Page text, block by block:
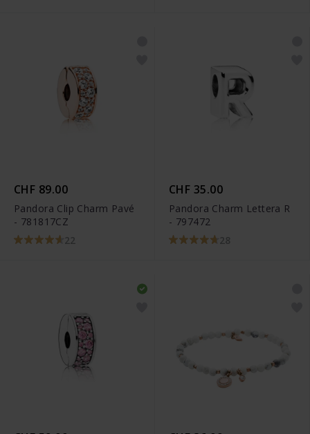
CHF 89.00
Pandora Clip Charm Pavé
- 781817CZ
22
CHF 35.00
Pandora Charm Lettera R
- 797472
28